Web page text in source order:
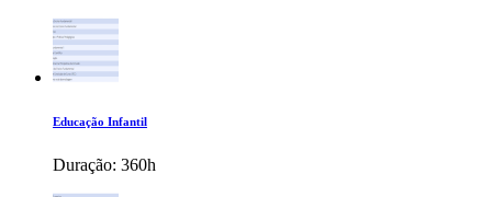
Educação Infantil
Duração: 360h